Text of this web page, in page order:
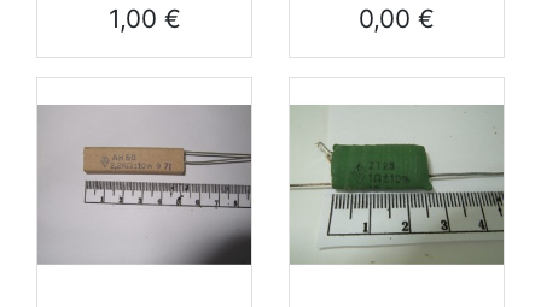
Prix
1,00 € Prix
0,00 €